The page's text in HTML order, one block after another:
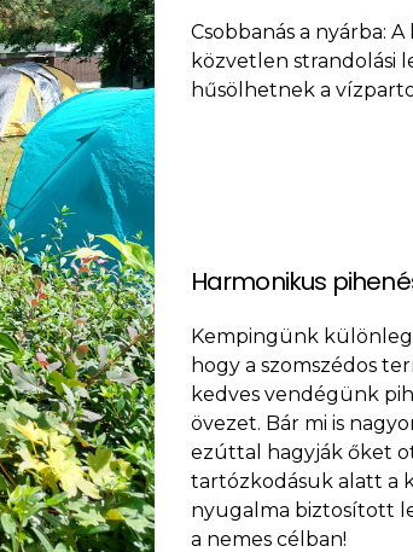
Csobbanás a nyárba:
közvetlen strandolási
hűsölhetnek a
Harmonikus
Kempingünk
hogy a szomszédos
kedves vendégünk
övezet. Bár mi is
ezúttal hagyják őket
tartózkodásuk alatt a
nyugalma biztosított
a nemes célban!